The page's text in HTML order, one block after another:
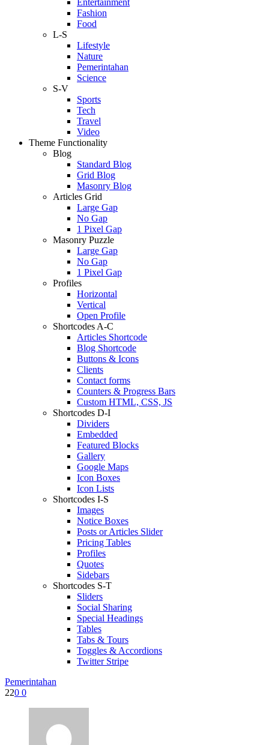
Fashion
Food
L-S
Lifestyle
Nature
Pemerintahan
Science
S-V
Sports
Tech
Travel
Video
Theme Functionality
Blog
Standard Blog
Grid Blog
Masonry Blog
Articles Grid
Large Gap
No Gap
1 Pixel Gap
Masonry Puzzle
Large Gap
No Gap
1 Pixel Gap
Profiles
Horizontal
Vertical
Open Profile
Shortcodes A-C
Articles Shortcode
Blog Shortcode
Buttons & Icons
Clients
Contact forms
Counters & Progress Bars
Custom HTML, CSS, JS
Shortcodes D-I
Dividers
Embedded
Featured Blocks
Gallery
Google Maps
Icon Boxes
Icon Lists
Shortcodes I-S
Images
Notice Boxes
Posts or Articles Slider
Pricing Tables
Profiles
Quotes
Sidebars
Shortcodes S-T
Sliders
Social Sharing
Special Headings
Tables
Tabs & Tours
Toggles & Accordions
Twitter Stripe
Pemerintahan
220 0